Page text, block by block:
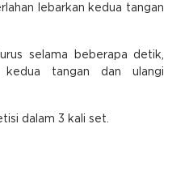
lebarkan kedua tangan
selama beberapa detik,
kedua tangan dan ulangi
dalam 3 kali set.